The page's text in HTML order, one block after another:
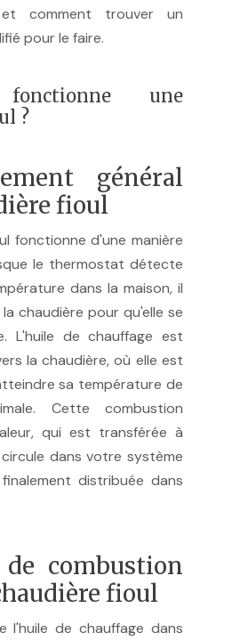
comment trouver un
pour le faire.
fonctionne une
?
général
fioul
fonctionne d'une manière
le thermostat détecte
dans la maison, il
chaudière pour qu'elle se
L'huile de chauffage est
la chaudière, où elle est
sa température de
Cette combustion
qui est transférée à
dans votre système
distribuée dans
de combustion
fioul
l'huile de chauffage dans